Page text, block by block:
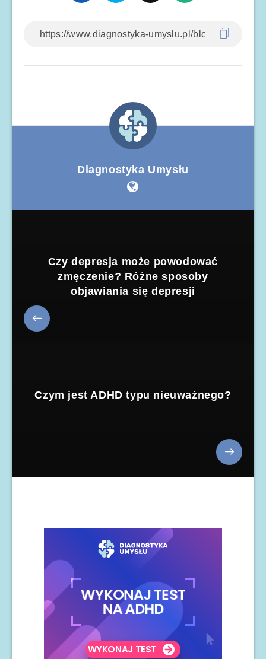
Diagnostyka Umysłu
Czy depresja może powodować
zmęczenie? Różne sposoby
objawiania się depresji
Czym jest ADHD typu nieuważnego?